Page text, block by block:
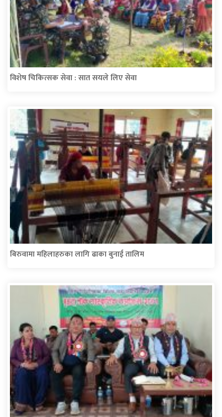
विशेष चिकित्सक सेवा : सात सयले लिए सेवा
बिरुवामा महिलाहरुका लागि ढाका बुनाई तालिम